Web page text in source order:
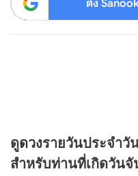
ตั้ง
ดูดวงรายวันประจำวั
สำหรับท่านที่เกิดวัน